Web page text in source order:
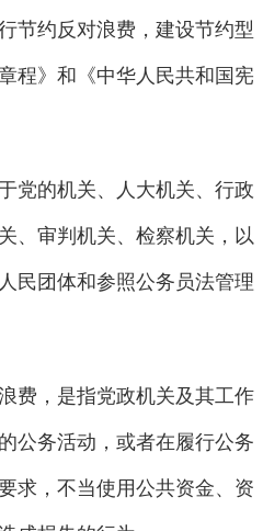
节约反对浪费，建设节约型
程》和《中华人民共和国宪
的机关、人大机关、行政
、审判机关、检察机关，以
民团体和参照公务员法管理
，是指党政机关及其工作
公务活动，或者在履行公务
求，不当使用公共资金、资